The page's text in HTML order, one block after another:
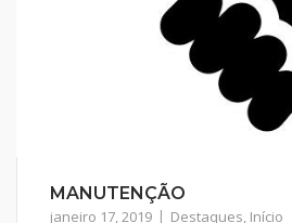
MANUTENÇÃO
janeiro 17, 2019 Destaques, Início